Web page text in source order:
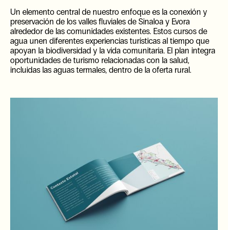
Un elemento central de nuestro enfoque es la conexión y
preservación de los valles fluviales de Sinaloa y Evora
alrededor de las comunidades existentes. Estos cursos de
agua unen diferentes experiencias turísticas al tiempo que
apoyan la biodiversidad y la vida comunitaria. El plan integra
oportunidades de turismo relacionadas con la salud,
incluidas las aguas termales, dentro de la oferta rural.